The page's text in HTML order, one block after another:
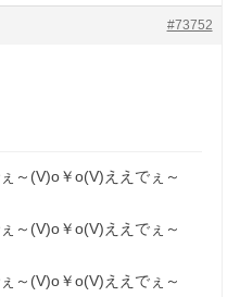
#73752
～(V)o￥o(V)ええでぇ～
～(V)o￥o(V)ええでぇ～
～(V)o￥o(V)ええでぇ～